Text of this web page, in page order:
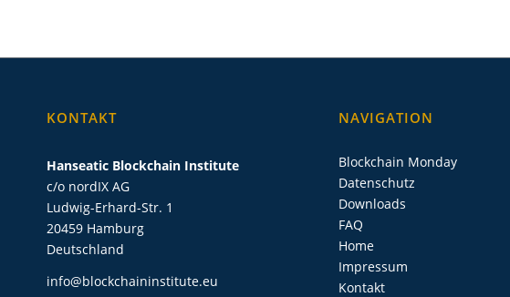
KONTAKT
Hanseatic Blockchain Institute
c/o nordIX AG
Ludwig-Erhard-Str. 1
20459 Hamburg
Deutschland
info@blockchaininstitute.eu
NAVIGATION
Blockchain Monday
Datenschutz
Downloads
FAQ
Home
Impressum
Kontakt